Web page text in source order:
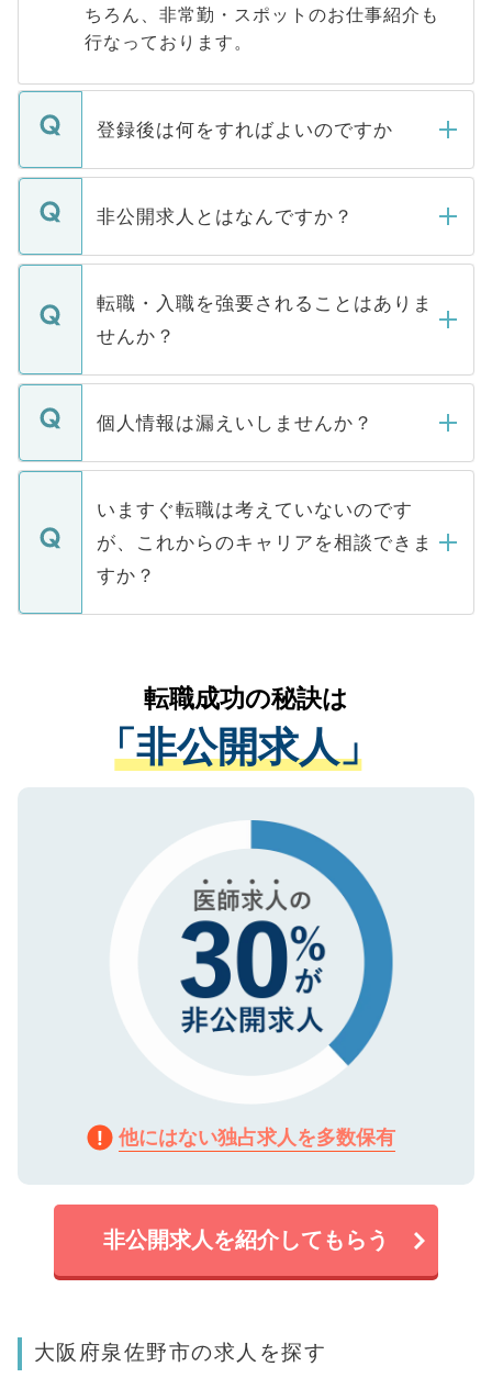
ちろん、非常勤・スポットのお仕事紹介も
行なっております。
登録後は何をすればよいのですか
ご登録いただきましたら、弊社担当者がご
登録内容を確認し、その後メールもしくは
ます。通常、5営業日以内にはご連絡をせて
いただきますので、しばらくお待ちくださ
非公開求人とはなんですか？
マイナビDOCTORで取り扱っている求人の
うち約3割は、Webサイトからご覧いただ
けない「非公開求人」です。非公開求人は
下記の理由によって、一般には公開してい
ません。
■応募殺到を避けるため 人気のある医療機
関を公にしてしまうと、応募が殺到する場
に、医療機関が求める条件に合った人材の
みを人材紹介会社に依頼するケースが増え
ています。
転職・入職を強要されることはありま
せんか？
転職・入職を強要することは一切ありませ
ん。また、仮に応募先から内定をいただい
定を承諾する必要はありません。内定先へ
の辞退の連絡はキャリアパートナーが行い
個人情報は漏えいしませんか？
個人情報が漏えいすることはありませんの
で、ご安心ください。当サイトからの登録
などで収集したご登録者様の個人情報は、
ご本人のキャリアアップおよび転職活動の
支援を目的に使用いたします。お預かりし
ているすべての個人データはご本人の許可
は、個人情報の取り扱いについての厳密な
管理基準を満たした事業者のみに付与され
る、プライバシーマークを取得済みです。
で、機密保持に関してもご安心ください。
いますぐ転職は考えていないのです
が、これからのキャリアを相談できま
すか？
かがいして、現在の医療機関の状況や紹介
経験をまじえながら、適切なアドバイスを
させていただきます。すぐにご転職をされ
ない方には、長期的なサポートが可能です
ので、まずはご登録ください。
転職成功の秘訣は
「非公開求人」
他にはない独占求人を多数保有
非公開求人を紹介してもらう
大阪府泉佐野市の求人を探す